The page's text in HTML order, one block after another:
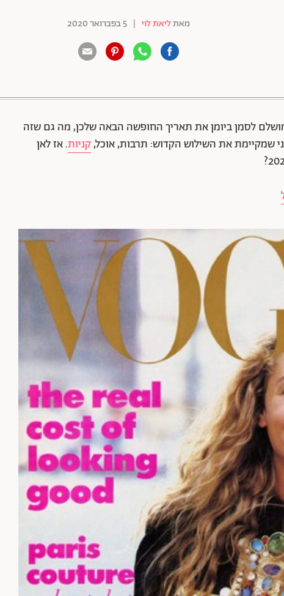
מאתליאת לוי | 5 בפברואר 2020
לסמן ביומן את תאריך החופשה הבאה שלכן, מה גם שזה
שמקיימת את השילוש הקדוש: תרבות, אוכל,קניות. אז לאן